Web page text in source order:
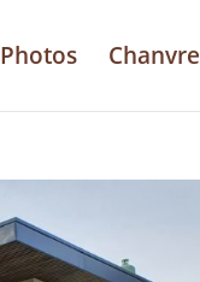
Photos Chanvre